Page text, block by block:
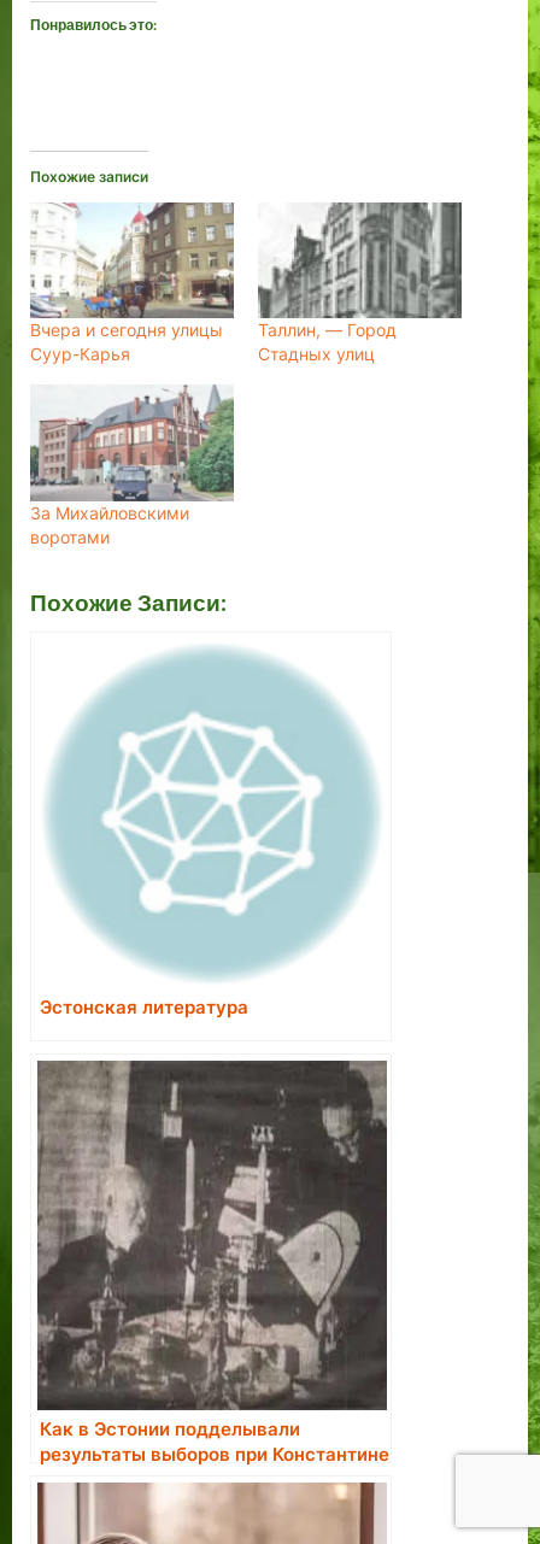
Понравилось это:
Похожие записи
Вчера и сегодня улицы
Суур-Карья
Таллин, — Город
Стадных улиц
За Михайловскими
воротами
Похожие Записи:
Эстонская литература
Как в Эстонии подделывали
результаты выборов при Константине
Пятсе.